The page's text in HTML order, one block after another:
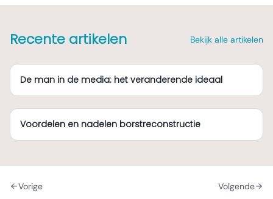
Recente artikelen Bekijk alle artikelen
De man in de media: het veranderende ideaal
Voordelen en nadelen borstreconstructie
Vorige Volgende